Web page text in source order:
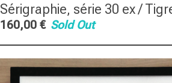
Sérigraphie, série 30 ex /
160,00 € Sold Out